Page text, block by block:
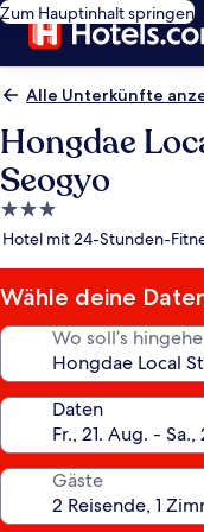
Zum Hauptinhalt springen
Alle Unterkünfte
Hongdae
Seogyo
3.0-
Sterne-
Hotel mit 24-Stunden-
Wähle deine
Wo soll’s
Daten
Gäste